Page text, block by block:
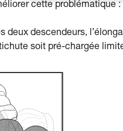
cette
deux descendeurs,
soit pré-chargée